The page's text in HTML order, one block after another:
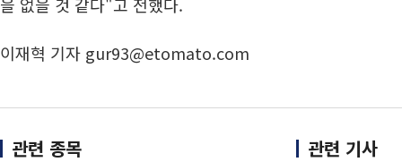
이재혁 기자 gur93@etomato.com
관련 종목 관련 기사